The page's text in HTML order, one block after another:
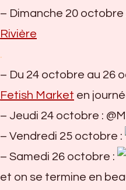
– Dimanche 20 octobre
Rivière
.
– Du 24 octobre au 26
Fetish Market en
– Jeudi 24 octobre :
– Vendredi 25 octobre :
– Samedi 26 octobre :
et on se termine en